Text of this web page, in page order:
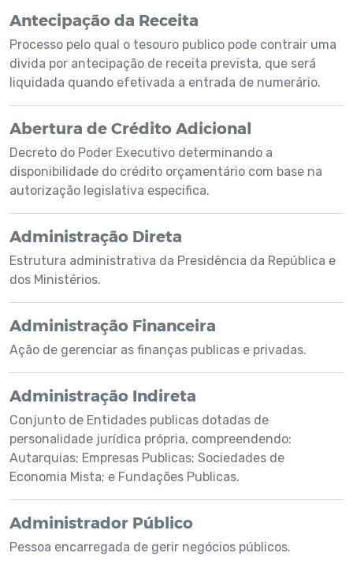
Antecipação da Receita
Processo pelo qual o tesouro publico pode contrair uma
divida por antecipação de receita prevista, que será
liquidada quando efetivada a entrada de numerário.
Abertura de Crédito Adicional
Decreto do Poder Executivo determinando a
disponibilidade do crédito orçamentário com base na
autorização legislativa especifica.
Administração Direta
Estrutura administrativa da Presidência da República e
dos Ministérios.
Administração Financeira
Ação de gerenciar as finanças publicas e privadas.
Administração Indireta
Conjunto de Entidades publicas dotadas de
personalidade jurídica própria, compreendendo:
Autarquias; Empresas Publicas; Sociedades de
Economia Mista; e Fundações Publicas.
Administrador Público
Pessoa encarregada de gerir negócios públicos.